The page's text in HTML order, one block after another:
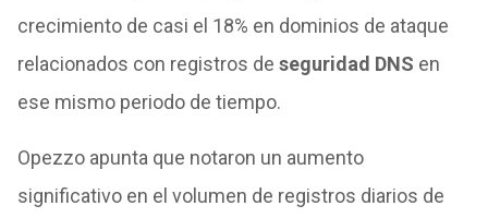
crecimiento de casi el 18% en dominios de ataque
relacionados con registros de seguridad DNS en
ese mismo periodo de tiempo.
Opezzo apunta que notaron un aumento
significativo en el volumen de registros diarios de